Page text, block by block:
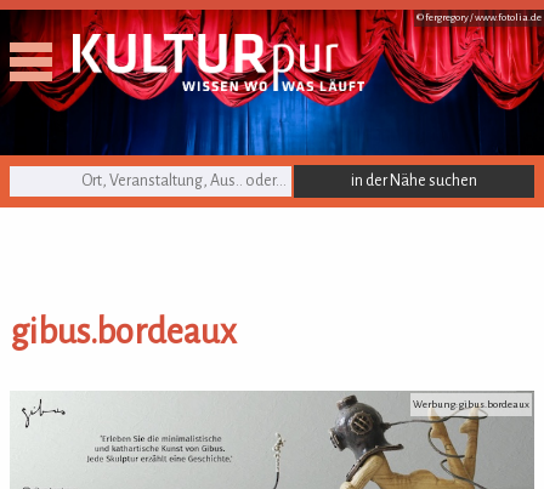
© fergregory /www.fotolia.de
KULTURpur Suche
gibus.bordeaux
gibus.bordeaux Werbung: gibus.bordeaux